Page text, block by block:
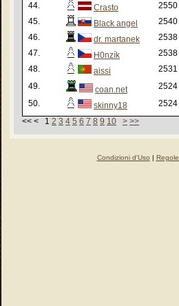
44.
Crasto
2550
45.
Black angel
2540
46.
dr. martanek
2538
47.
H0nzík
2538
48.
aissi
2531
49.
coan.net
2524
50.
skinny18
2524
<< < 1 2 3 4 5 6 7 8 9 10 > >>
Condizioni d'Uso |